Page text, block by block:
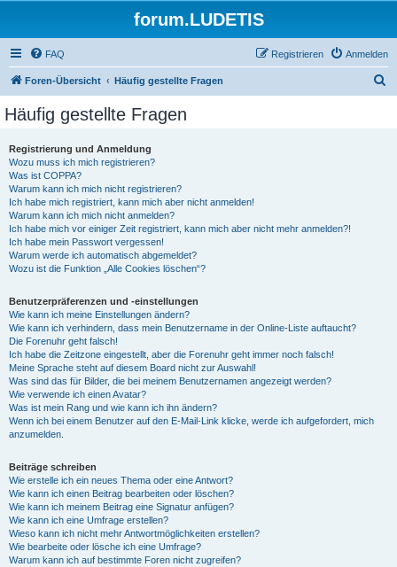
forum.LUDETIS
FAQ Anmelden
Registrieren
Foren-Übersicht Häufig gestellte Fragen
Häufig gestellte Fragen
Registrierung und Anmeldung
Wozu muss ich mich registrieren?
Was ist COPPA?
Warum kann ich mich nicht registrieren?
Ich habe mich registriert, kann mich aber nicht anmelden!
Warum kann ich mich nicht anmelden?
Ich habe mich vor einiger Zeit registriert, kann mich aber nicht mehr anmelden?!
Ich habe mein Passwort vergessen!
Warum werde ich automatisch abgemeldet?
Wozu ist die Funktion „Alle Cookies löschen“?
Benutzerpräferenzen und -einstellungen
Wie kann ich meine Einstellungen ändern?
Wie kann ich verhindern, dass mein Benutzername in der Online-Liste auftaucht?
Die Forenuhr geht falsch!
Ich habe die Zeitzone eingestellt, aber die Forenuhr geht immer noch falsch!
Meine Sprache steht auf diesem Board nicht zur Auswahl!
Was sind das für Bilder, die bei meinem Benutzernamen angezeigt werden?
Wie verwende ich einen Avatar?
Was ist mein Rang und wie kann ich ihn ändern?
Wenn ich bei einem Benutzer auf den E-Mail-Link klicke, werde ich aufgefordert, mich
anzumelden.
Beiträge schreiben
Wie erstelle ich ein neues Thema oder eine Antwort?
Wie kann ich einen Beitrag bearbeiten oder löschen?
Wie kann ich meinem Beitrag eine Signatur anfügen?
Wie kann ich eine Umfrage erstellen?
Wieso kann ich nicht mehr Antwortmöglichkeiten erstellen?
Wie bearbeite oder lösche ich eine Umfrage?
Warum kann ich auf bestimmte Foren nicht zugreifen?